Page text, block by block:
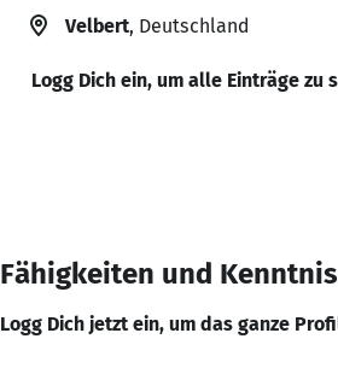
Velbert, Deutschland
Logg Dich ein, um alle Einträge zu
Fähigkeiten und
Logg Dich jetzt ein, um das ganze